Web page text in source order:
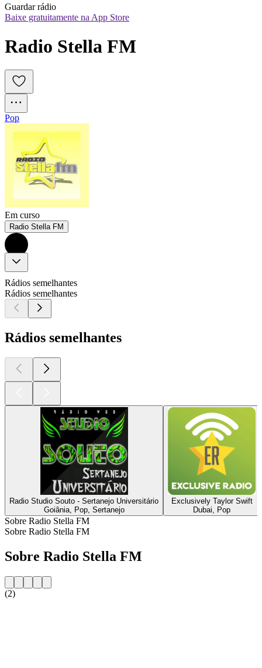
Guardar rádio
Baixe gratuitamente na App Store
Radio Stella FM
Pop
Em curso
Radio Stella FM
Rádios semelhantes
Rádios semelhantes
Rádios semelhantes
Radio Studio Souto - Sertanejo Universitário
Goiânia, Pop, Sertanejo
Exclusively Taylor Swift
Dubai, Pop
Sobre Radio Stella FM
Sobre Radio Stella FM
Sobre Radio Stella FM
(2)